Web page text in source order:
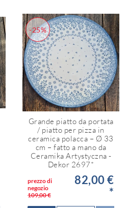
-25%
Grande piatto da portata
/ piatto per pizza in
ceramica polacca – Ø 33
cm – fatto a mano da
Ceramika Artystyczna -
Dekor 2697*
prezzo di
negozio
109,00 €
82,00 €
*